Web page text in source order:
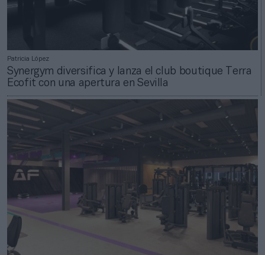
Patricia López
Synergym diversifica y lanza el club boutique Terra
Ecofit con una apertura en Sevilla